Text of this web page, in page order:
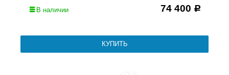
В наличии 74 400 Р